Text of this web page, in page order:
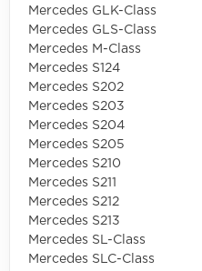
Mercedes GLK-Class
Mercedes GLS-Class
Mercedes M-Class
Mercedes S124
Mercedes S202
Mercedes S203
Mercedes S204
Mercedes S205
Mercedes S210
Mercedes S211
Mercedes S212
Mercedes S213
Mercedes SL-Class
Mercedes SLC-Class